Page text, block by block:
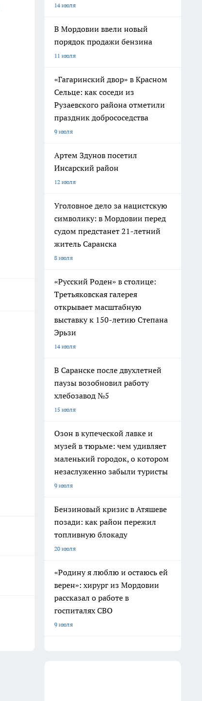
14 июля
В Мордовии ввели новый
порядок продажи бензина
11 июля
«Гагаринский двор» в Красном
Сельце: как соседи из
Рузаевского района отметили
праздник добрососедства
9 июля
Артем Здунов посетил
Инсарский район
12 июля
Уголовное дело за нацистскую
символику: в Мордовии перед
судом предстанет 21-летний
житель Саранска
8 июля
«Русский Роден» в столице:
Третьяковская галерея
открывает масштабную
выставку к 150-летию Степана
Эрьзи
14 июля
В Саранске после двухлетней
паузы возобновил работу
хлебозавод №5
15 июля
Озон в купеческой лавке и
музей в тюрьме: чем удивляет
маленький городок, о котором
незаслуженно забыли туристы
9 июля
Бензиновый кризис в Атяшеве
позади: как район пережил
топливную блокаду
20 июля
«Родину я люблю и остаюсь ей
верен»: хирург из Мордовии
рассказал о работе в
госпиталях СВО
9 июля